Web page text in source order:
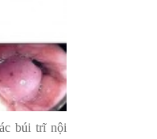
búi trĩ nội